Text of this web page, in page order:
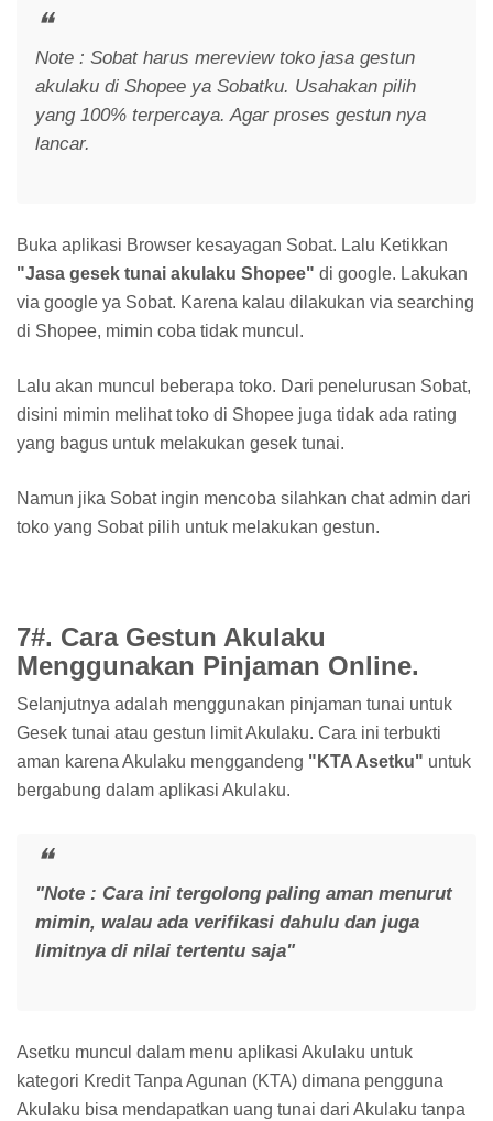
Note : Sobat harus mereview toko jasa gestun
akulaku di Shopee ya Sobatku. Usahakan pilih
yang 100% terpercaya. Agar proses gestun nya
lancar.
Buka aplikasi Browser kesayagan Sobat. Lalu Ketikkan
"Jasa gesek tunai akulaku Shopee" di google. Lakukan
via google ya Sobat. Karena kalau dilakukan via searching
di Shopee, mimin coba tidak muncul.
Lalu akan muncul beberapa toko. Dari penelurusan Sobat,
disini mimin melihat toko di Shopee juga tidak ada rating
yang bagus untuk melakukan gesek tunai.
Namun jika Sobat ingin mencoba silahkan chat admin dari
toko yang Sobat pilih untuk melakukan gestun.
7#. Cara Gestun Akulaku
Menggunakan Pinjaman Online.
Selanjutnya adalah menggunakan pinjaman tunai untuk
Gesek tunai atau gestun limit Akulaku. Cara ini terbukti
aman karena Akulaku menggandeng "KTA Asetku" untuk
bergabung dalam aplikasi Akulaku.
"Note : Cara ini tergolong paling aman menurut
mimin, walau ada verifikasi dahulu dan juga
limitnya di nilai tertentu saja"
Asetku muncul dalam menu aplikasi Akulaku untuk
kategori Kredit Tanpa Agunan (KTA) dimana pengguna
Akulaku bisa mendapatkan uang tunai dari Akulaku tanpa